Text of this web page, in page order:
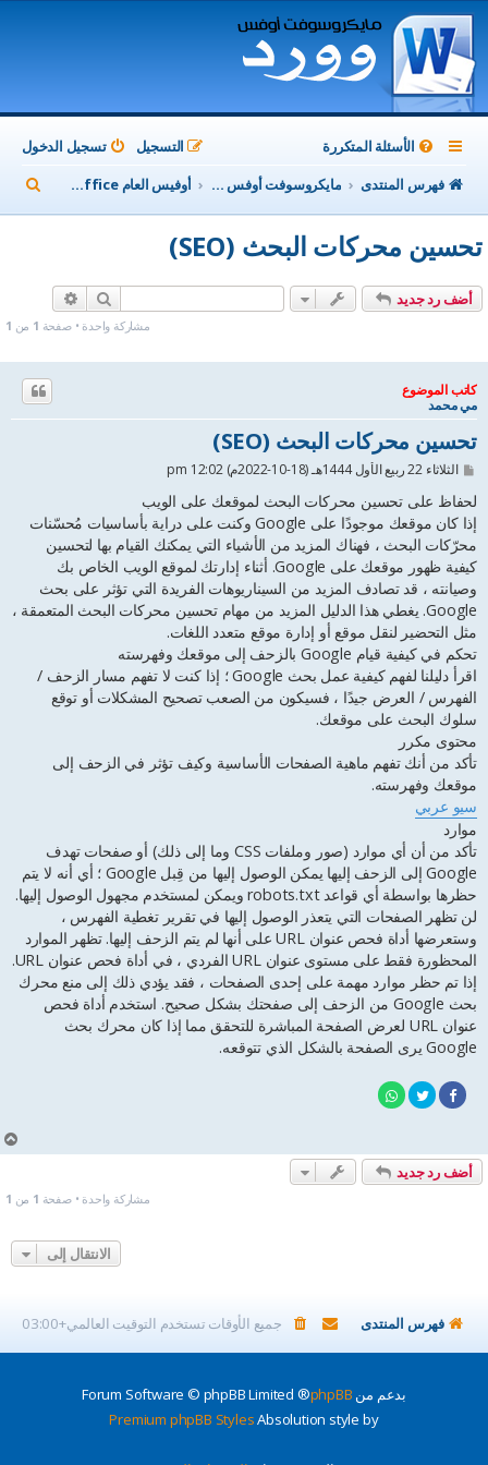
الأسئلة المتكررة تسجيل الدخول
التسجيل
فهرس المنتدى
مايكروسوفت أوفس Microsoft Office أوفيس العام MicroSoft Office
ح
تحسين محركات البحث (SEO)
أضف رد جديد بحث
مشاركة واحدة • صفحة 1 من 1
كاتب الموضوع
مي محمد
تحسين محركات البحث (SEO)
م
ا
ر
ك
ة
الثلاثاء 22 ربيع الأول 1444هـ (18-10-2022م) 12:02 pm
لحفاظ على تحسين محركات البحث لموقعك على الويب
إذا كان موقعك موجودًا على Google وكنت على دراية بأساسيات مُحسّنات
محرّكات البحث ، فهناك المزيد من الأشياء التي يمكنك القيام بها لتحسين
كيفية ظهور موقعك على Google. أثناء إدارتك لموقع الويب الخاص بك
وصيانته ، قد تصادف المزيد من السيناريوهات الفريدة التي تؤثر على بحث
Google. يغطي هذا الدليل المزيد من مهام تحسين محركات البحث المتعمقة ،
مثل التحضير لنقل موقع أو إدارة موقع متعدد اللغات.
تحكم في كيفية قيام Google بالزحف إلى موقعك وفهرسته
اقرأ دليلنا لفهم كيفية عمل بحث Google ؛ إذا كنت لا تفهم مسار الزحف /
الفهرس / العرض جيدًا ، فسيكون من الصعب تصحيح المشكلات أو توقع
سلوك البحث على موقعك.
محتوى مكرر
تأكد من أنك تفهم ماهية الصفحات الأساسية وكيف تؤثر في الزحف إلى
موقعك وفهرسته.
سيو عربي
موارد
تأكد من أن أي موارد (صور وملفات CSS وما إلى ذلك) أو صفحات تهدف
Google إلى الزحف إليها يمكن الوصول إليها من قِبل Google ؛ أي أنه لا يتم
حظرها بواسطة أي قواعد robots.txt ويمكن لمستخدم مجهول الوصول إليها.
لن تظهر الصفحات التي يتعذر الوصول إليها في تقرير تغطية الفهرس ،
وستعرضها أداة فحص عنوان URL على أنها لم يتم الزحف إليها. تظهر الموارد
المحظورة فقط على مستوى عنوان URL الفردي ، في أداة فحص عنوان URL.
إذا تم حظر موارد مهمة على إحدى الصفحات ، فقد يؤدي ذلك إلى منع محرك
بحث Google من الزحف إلى صفحتك بشكل صحيح. استخدم أداة فحص
عنوان URL لعرض الصفحة المباشرة للتحقق مما إذا كان محرك بحث
Google يرى الصفحة بالشكل الذي تتوقعه.
أضف رد جديد
مشاركة واحدة • صفحة 1 من 1
الانتقال إلى
فهرس المنتدى جميع الأوقات تستخدم التوقيت العالمي+03:00
بدعم من phpBB
® Forum Software © phpBB Limited
Absolution style by
Premium phpBB Styles